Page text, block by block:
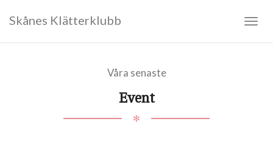
Skånes Klätterklubb
Våra senaste
Event
✻